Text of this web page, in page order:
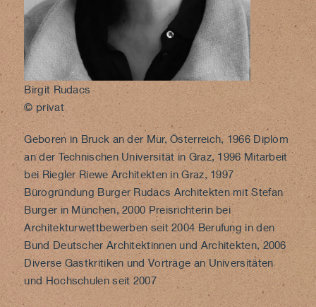
Birgit Rudacs
© privat
Geboren in Bruck an der Mur, Österreich, 1966 Diplom
an der Technischen Universität in Graz, 1996 Mitarbeit
bei Riegler Riewe Architekten in Graz, 1997
Bürogründung Burger Rudacs Architekten mit Stefan
Burger in München, 2000 Preisrichterin bei
Architekturwettbewerben seit 2004 Berufung in den
Bund Deutscher Architektinnen und Architekten, 2006
Diverse Gastkritiken und Vorträge an Universitäten
und Hochschulen seit 2007